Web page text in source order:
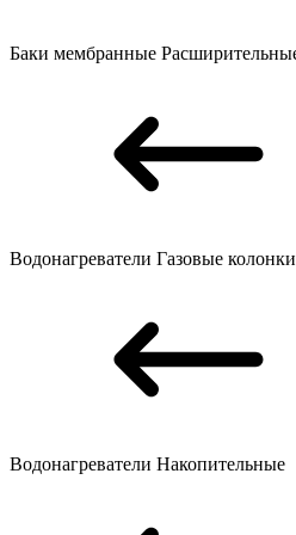
Баки мембранные
Водонагреватели Газовые колонки
Водонагреватели Накопительные